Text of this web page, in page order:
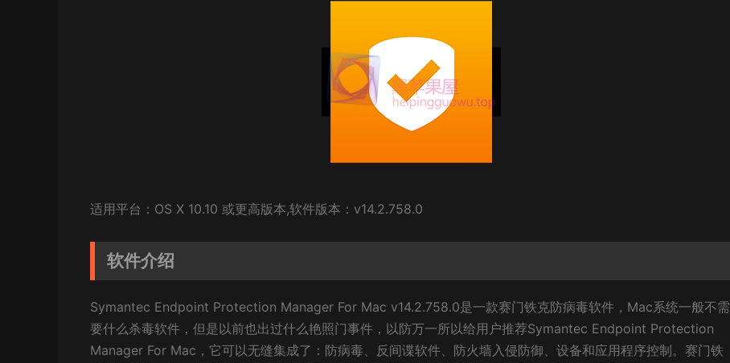
适用平台：OS X 10.10 或更高版本,软件版本：v14.2.758.0
软件介绍
Symantec Endpoint Protection Manager For Mac v14.2.758.0是一款赛门铁克防病毒软件，Mac系统一般不需
要什么杀毒软件，但是以前也出过什么艳照门事件，以防万一所以给用户推荐Symantec Endpoint Protection
Manager For Mac，它可以无缝集成了：防病毒、反间谍软件、防火墙入侵防御、设备和应用程序控制。赛门铁